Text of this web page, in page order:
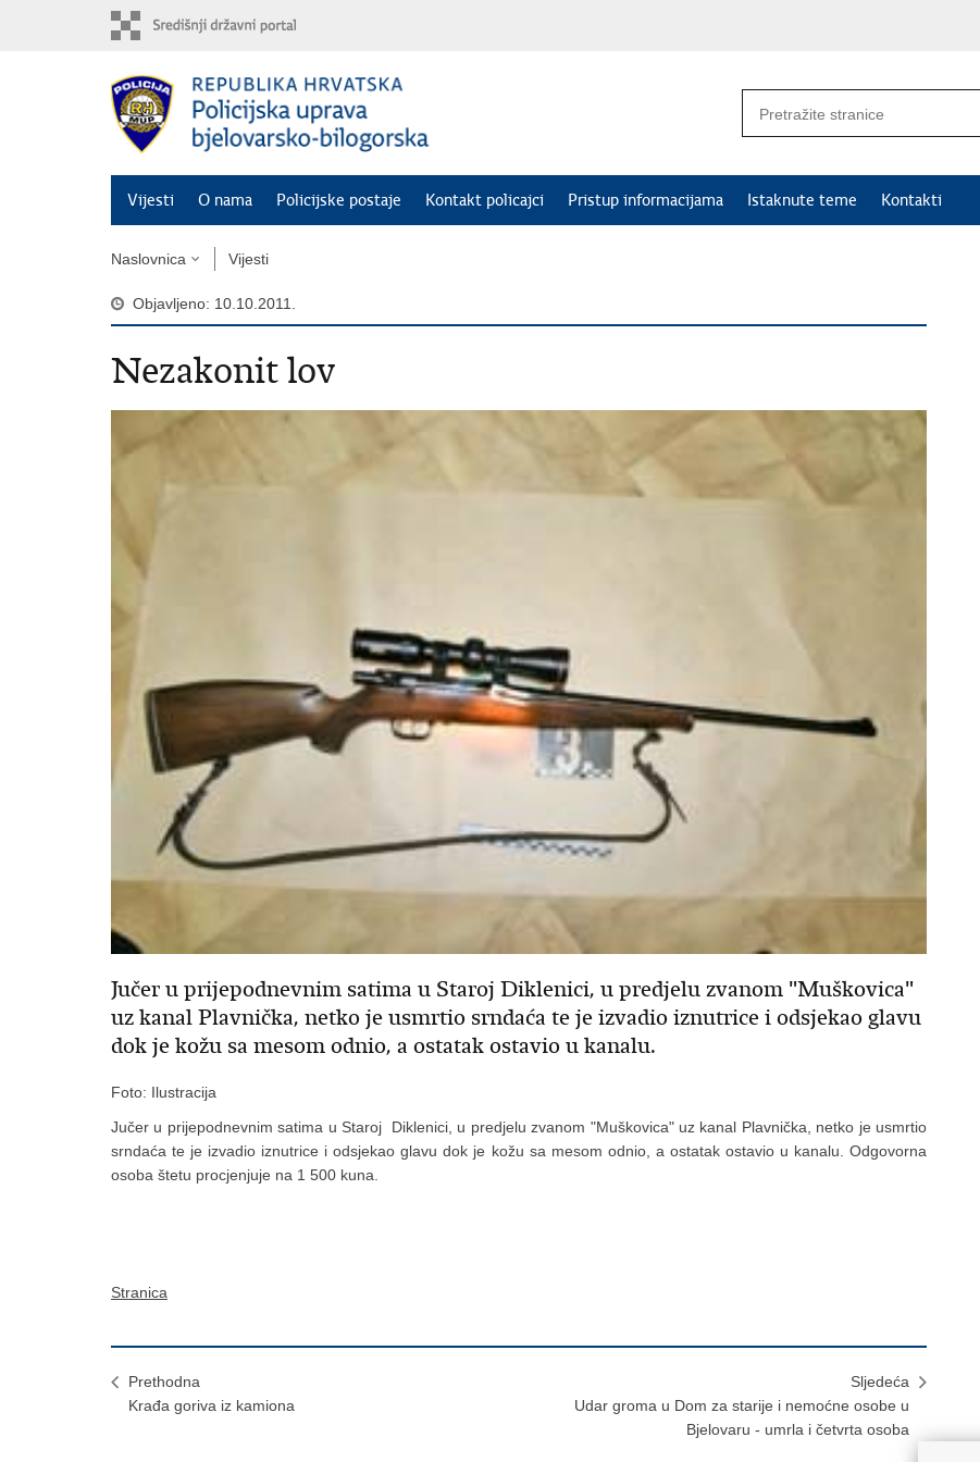
Vijesti O nama Policijske postaje Kontakt policajci Pristup informacijama Istaknute teme Kontakti
Naslovnica Vijesti
Objavljeno: 10.10.2011.
Nezakonit lov
Jučer u prijepodnevnim satima u Staroj Diklenici, u predjelu zvanom "Muškovica"
uz kanal Plavnička, netko je usmrtio srndaća te je izvadio iznutrice i odsjekao glavu
dok je kožu sa mesom odnio, a ostatak ostavio u kanalu.
Foto: Ilustracija
Jučer u prijepodnevnim satima u Staroj Diklenici, u predjelu zvanom "Muškovica" uz kanal Plavnička, netko je usmrtio
srndaća te je izvadio iznutrice i odsjekao glavu dok je kožu sa mesom odnio, a ostatak ostavio u kanalu. Odgovorna
osoba štetu procjenjuje na 1 500 kuna.
Stranica
Prethodna
Krađa goriva iz kamiona
Sljedeća
Udar groma u Dom za starije i nemoćne osobe u
Bjelovaru - umrla i četvrta osoba